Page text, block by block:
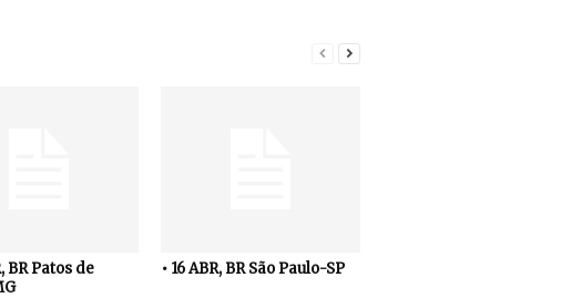
BR Patos de
• 16 ABR, BR São Paulo-SP